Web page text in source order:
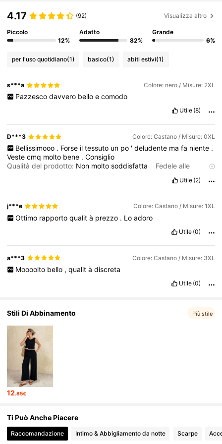
4.78 55K Follower
4.78
4.78 55K Follower
4.17 (92) Visualizza altro
Piccolo
12%
Adatto
82%
Grande
6%
per l'uso quotidiano(1) basico(1) abiti estivi(1)
s***a Colore: nero / Misure: 2XL
Pazzesco davvero bello e comodo
Utile (8)
D***3 Colore: Castano / Misure: 0XL
Bellissimooo . Forse il tessuto un po ' deludente ma fa niente .
Vestecmq molto bene .Consiglio
Qualità del prodotto: Non moltosoddisfatta
Fedele alle
Descrizione dell'odore:Nessun
odore
Utile (2)
j***e Colore: Castano / Misure: 1XL
Ottimo rapporto qualit à prezzo . Lo adoro
Utile (0)
a***3 Colore: Castano / Misure: 3XL
Moooolto bello , qualit à discreta
Utile (0)
Stili Di Abbinamento Più stile
12.85€
Ti Può Anche Piacere
Raccomandazione Intimo & Abbigliamento da notte Scarpe